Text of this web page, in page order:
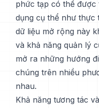
phức tạp có thể được
dụng cụ thể như thực
dữ liệu mở rộng này
và khả năng quản lý
mở ra những hướng
chúng trên nhiều
nhau.
Khả năng tương tác